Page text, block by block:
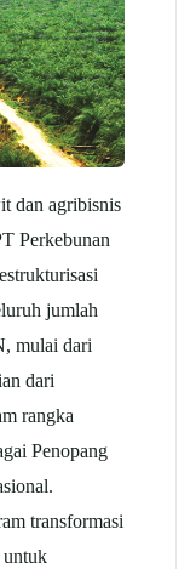
dan agribisnis
Perkebunan
jumlah
mulai dari
dari
rangka
Penopang
transformasi
untuk